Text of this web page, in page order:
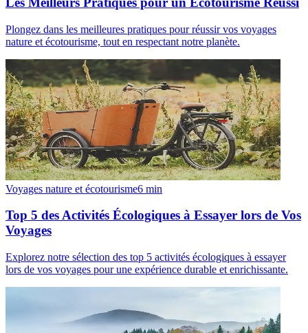
Plongez dans les meilleures pratiques pour réussir vos voyages
nature et écotourisme, tout en respectant notre planète.
Voyages nature et écotourisme6 min
Top 5 des Activités Écologiques à Essayer lors de Vos
Voyages
Explorez notre sélection des top 5 activités écologiques à essayer
lors de vos voyages pour une expérience durable et enrichissante.